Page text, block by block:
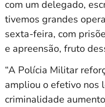
com um delegado,
tivemos grandes
sexta-feira, com
e apreensão, fruto
“A Polícia Militar
ampliou o efetivo nos
criminalidade